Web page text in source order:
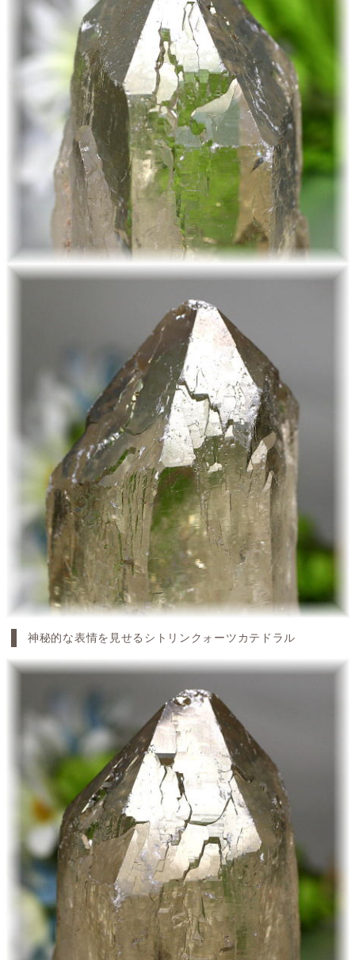
神秘的な表情を見せるシトリンクォーツカテドラル